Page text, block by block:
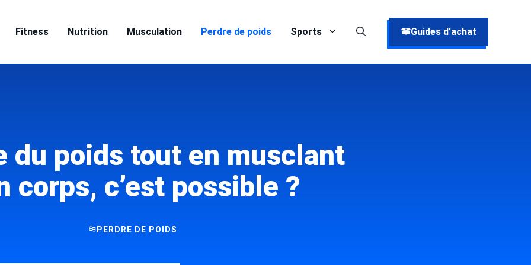
Fitness Nutrition Musculation Perdre de poids Sports Guides d'achat
du poids tout en musclant
corps, c’est possible ?
PERDRE DE POIDS